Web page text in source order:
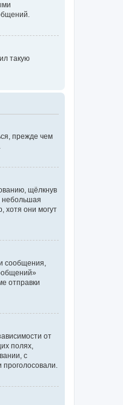
такую
прежде чем
щёлкнув
небольшая
хотя они могут
сообщения,
отправки
от
полях,
с